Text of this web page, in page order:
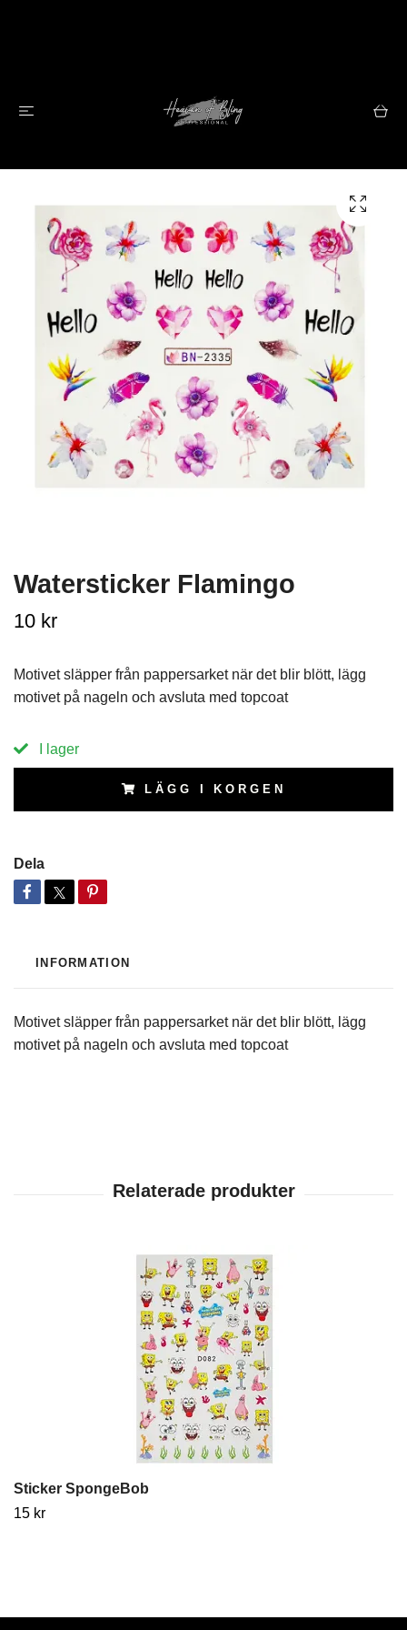
Watersticker Flamingo
10 kr
Motivet släpper från pappersarket när det blir blött, lägg
motivet på nageln och avsluta med topcoat
I lager
LÄGG I KORGEN
Dela
INFORMATION
Motivet släpper från pappersarket när det blir blött, lägg
motivet på nageln och avsluta med topcoat
Sticker SpongeBob
15 kr